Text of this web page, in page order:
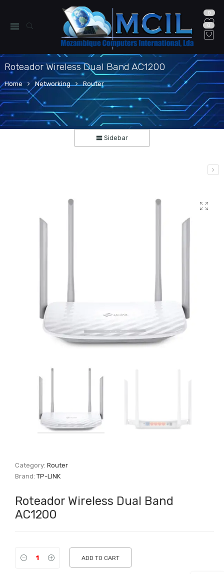
0
0
Roteador Wireless Dual Band AC1200
Home Networking Router
Sidebar
Category:Router
Brand:TP-LINK
Roteador Wireless Dual Band
AC1200
ADD TO CART